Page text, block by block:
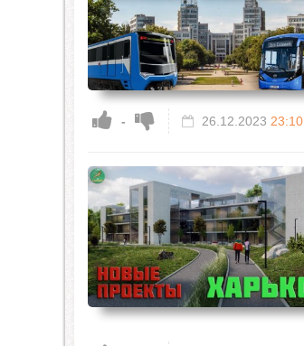
- 26.12.2023 23:10